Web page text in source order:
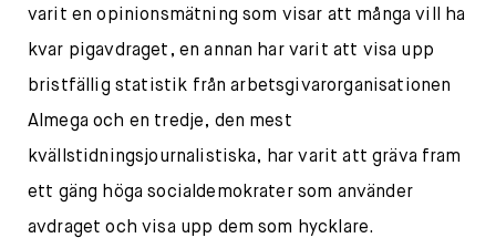
varit en opinionsmätning som visar att många vill ha
kvar pigavdraget, en annan har varit att visa upp
bristfällig statistik från arbetsgivarorganisationen
Almega och en tredje, den mest
kvällstidningsjournalistiska, har varit att gräva fram
ett gäng höga socialdemokrater som använder
avdraget och visa upp dem som hycklare.